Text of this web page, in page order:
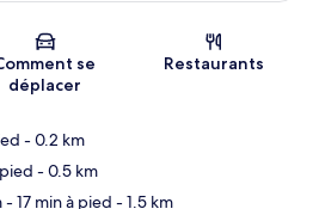
se
déplacer
Restaurants
- 0.2 km
- 0.5 km
- 17 min à pied - 1.5 km